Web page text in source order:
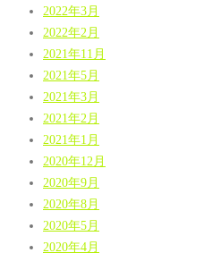
2022年3月
2022年2月
2021年11月
2021年5月
2021年3月
2021年2月
2021年1月
2020年12月
2020年9月
2020年8月
2020年5月
2020年4月